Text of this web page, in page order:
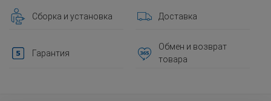
Сборка и установка Доставка
Гарантия
Обмен и возврат
товара